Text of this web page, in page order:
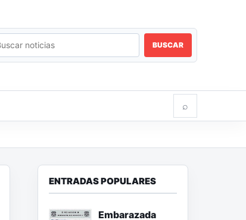
BUSCAR
⌕
ENTRADAS POPULARES
Embarazada